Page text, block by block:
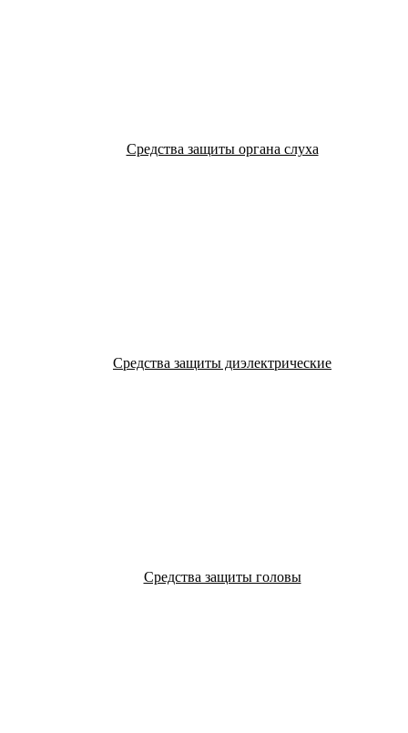
Средства защиты органа слуха
Средства защиты диэлектрические
Средства защиты головы